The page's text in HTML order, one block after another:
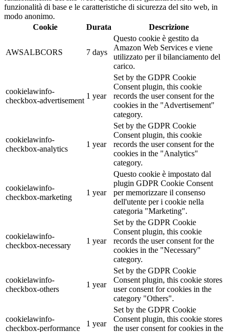
funzionalità di base e le caratteristiche di sicurezza del sito web, in
modo anonimo.
Cookie
Durata Descrizione
AWSALBCORS 7 days
Questo cookie è gestito da
Amazon Web Services e viene
utilizzato per il bilanciamento del
carico.
cookielawinfo-
checkbox-advertisement
1 year
Set by the GDPR Cookie
Consent plugin, this cookie
records the user consent for the
cookies in the "Advertisement"
category.
cookielawinfo-
checkbox-analytics
1 year
Set by the GDPR Cookie
Consent plugin, this cookie
records the user consent for the
cookies in the "Analytics"
category.
cookielawinfo-
checkbox-marketing
1 year
Questo cookie è impostato dal
plugin GDPR Cookie Consent
per memorizzare il consenso
dell'utente per i cookie nella
categoria "Marketing".
cookielawinfo-
checkbox-necessary
1 year
Set by the GDPR Cookie
Consent plugin, this cookie
records the user consent for the
cookies in the "Necessary"
category.
cookielawinfo-
checkbox-others
1 year
Set by the GDPR Cookie
Consent plugin, this cookie stores
user consent for cookies in the
category "Others".
cookielawinfo-
checkbox-performance
1 year
Set by the GDPR Cookie
Consent plugin, this cookie stores
the user consent for cookies in the